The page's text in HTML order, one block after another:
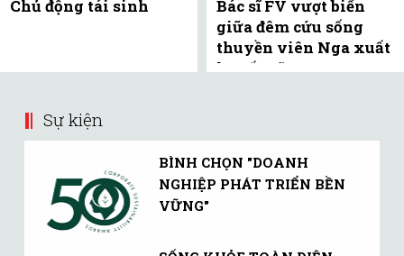
Chủ động tái sinh
Bác sĩ FV vượt biển
giữa đêm cứu sống
thuyền viên Nga xuất
huyết não
Sự kiện
BÌNH CHỌN "DOANH
NGHIỆP PHÁT TRIỂN BỀN
VỮNG"